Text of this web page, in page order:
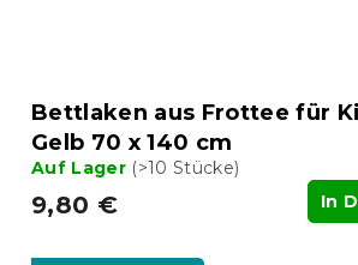
Bettlaken aus Frottee für
Gelb 70 x 140 cm
Auf Lager (>10 Stücke)
9,80 € In